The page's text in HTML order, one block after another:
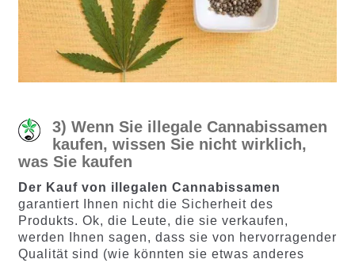
3) Wenn Sie illegale Cannabissamen
kaufen, wissen Sie nicht wirklich,
was Sie kaufen
Der Kauf von illegalen Cannabissamen
garantiert Ihnen nicht die Sicherheit des
Produkts. Ok, die Leute, die sie verkaufen,
werden Ihnen sagen, dass sie von hervorragender
Qualität sind (wie könnten sie etwas anderes